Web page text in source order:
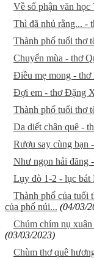
Về số phận văn học
Thì đã nhủ rằng... -
Thành phố tuổi thơ
Chuyển mùa - thơ
Điều mẹ mong -
Đợi em - thơ Đặng
Thành phố tuổi thơ
Da diết chân quê -
Rượu say cùng bạn
Như ngọn hải đăng
Lụy đò 1-2 - lục
Thành phố của tuổi
của phố núi... (04/03/
Chúm chím nụ
(03/03/2023)
Chùm thơ quê